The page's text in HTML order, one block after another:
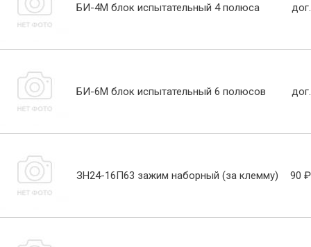
БИ-4М блок испытательный 4 полюса дог.
БИ-6М блок испытательный 6 полюсов дог.
ЗН24-16П63 зажим наборный (за клемму) 90 ₽